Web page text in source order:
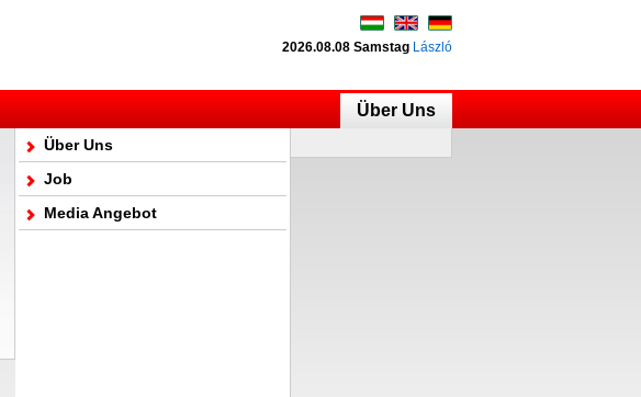
2026.08.08 Samstag László
Über Uns
Über Uns
Job
Media Angebot